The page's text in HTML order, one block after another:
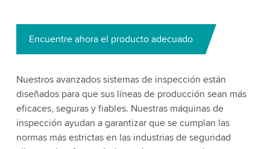
Encuentre ahora el producto adecuado
Nuestros avanzados sistemas de inspección están
diseñados para que sus líneas de producción sean más
eficaces, seguras y fiables. Nuestras máquinas de
inspección ayudan a garantizar que se cumplan las
normas más estrictas en las industrias de seguridad